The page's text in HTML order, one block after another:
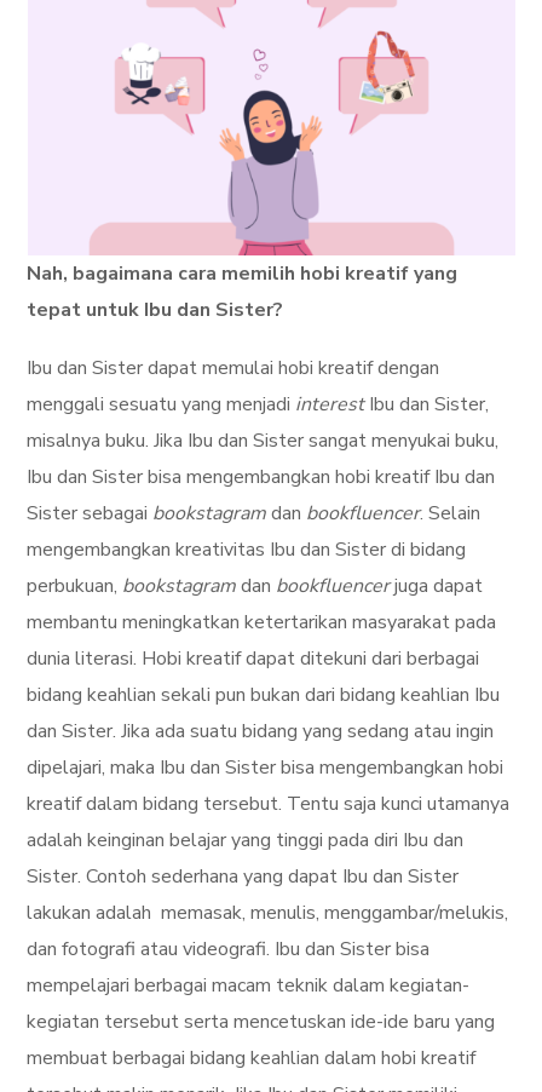
Nah, bagaimana cara memilih hobi kreatif yang
tepat untuk Ibu dan Sister?
Ibu dan Sister dapat memulai hobi kreatif dengan
menggali sesuatu yang menjadi interestIbu dan Sister,
misalnya buku. Jika Ibu dan Sister sangat menyukai buku,
Ibu dan Sister bisa mengembangkan hobi kreatif Ibu dan
Sister sebagai bookstagramdan bookfluencer. Selain
mengembangkan kreativitas Ibu dan Sister di bidang
perbukuan, bookstagramdan bookfluencerjuga dapat
membantu meningkatkan ketertarikan masyarakat pada
dunia literasi. Hobi kreatif dapat ditekuni dari berbagai
bidang keahlian sekali pun bukan dari bidang keahlian Ibu
dan Sister. Jika ada suatu bidang yang sedang atau ingin
dipelajari, maka Ibu dan Sister bisa mengembangkan hobi
kreatif dalam bidang tersebut. Tentu saja kunci utamanya
adalah keinginan belajar yang tinggi pada diri Ibu dan
Sister. Contoh sederhana yang dapat Ibu dan Sister
lakukan adalah memasak, menulis, menggambar/melukis,
dan fotografi atau videografi. Ibu dan Sister bisa
mempelajari berbagai macam teknik dalam kegiatan-
kegiatan tersebut serta mencetuskan ide-ide baru yang
membuat berbagai bidang keahlian dalam hobi kreatif